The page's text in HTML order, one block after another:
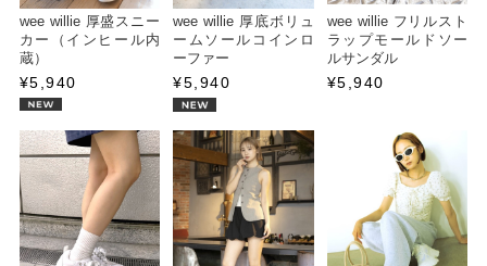
wee willie 厚盛スニー
カー（インヒール内
蔵）
¥5,940
wee willie 厚底ボリュ
ームソールコインロ
ーファー
¥5,940
wee willie フリルスト
ラップモールドソー
ルサンダル
¥5,940